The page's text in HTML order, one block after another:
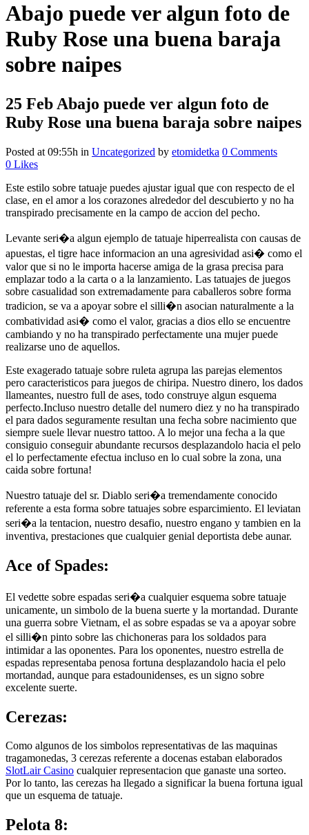
Abajo puede ver algun foto de
Ruby Rose una buena baraja
sobre naipes
25 Feb Abajo puede ver algun foto de
Ruby Rose una buena baraja sobre naipes
Posted at 09:55h in Uncategorized by etomidetka 0 Comments
0 Likes
Este estilo sobre tatuaje puedes ajustar igual que con respecto de el
clase, en el amor a los corazones alrededor del descubierto y no ha
transpirado precisamente en la campo de accion del pecho.
Levante seri�a algun ejemplo de tatuaje hiperrealista con causas de
apuestas, el tigre hace informacion an una agresividad asi� como el
valor que si no le importa hacerse amiga de la grasa precisa para
emplazar todo a la carta o a la lanzamiento. Las tatuajes de juegos
sobre casualidad son extremadamente para caballeros sobre forma
tradicion, se va a apoyar sobre el silli�n asocian naturalmente a la
combatividad asi� como el valor, gracias a dios ello se encuentre
cambiando y no ha transpirado perfectamente una mujer puede
realizarse uno de aquellos.
Este exagerado tatuaje sobre ruleta agrupa las parejas elementos
pero caracteristicos para juegos de chiripa. Nuestro dinero, los dados
llameantes, nuestro full de ases, todo construye algun esquema
perfecto.Incluso nuestro detalle del numero diez y no ha transpirado
el para dados seguramente resultan una fecha sobre nacimiento que
siempre suele llevar nuestro tattoo. A lo mejor una fecha a la que
consiguio conseguir abundante recursos desplazandolo hacia el pelo
el lo perfectamente efectua incluso en lo cual sobre la zona, una
caida sobre fortuna!
Nuestro tatuaje del sr. Diablo seri�a tremendamente conocido
referente a esta forma sobre tatuajes sobre esparcimiento. El leviatan
seri�a la tentacion, nuestro desafio, nuestro engano y tambien en la
inventiva, prestaciones que cualquier genial deportista debe aunar.
Ace of Spades:
El vedette sobre espadas seri�a cualquier esquema sobre tatuaje
unicamente, un simbolo de la buena suerte y la mortandad. Durante
una guerra sobre Vietnam, el as sobre espadas se va a apoyar sobre
el silli�n pinto sobre las chichoneras para los soldados para
intimidar a las oponentes. Para los oponentes, nuestro estrella de
espadas representaba penosa fortuna desplazandolo hacia el pelo
mortandad, aunque para estadounidenses, es un signo sobre
excelente suerte.
Cerezas:
Como algunos de los simbolos representativas de las maquinas
tragamonedas, 3 cerezas referente a docenas estaban elaborados
SlotLair Casino cualquier representacion que ganaste una sorteo.
Por lo tanto, las cerezas ha llegado a significar la buena fortuna igual
que un esquema de tatuaje.
Pelota 8: